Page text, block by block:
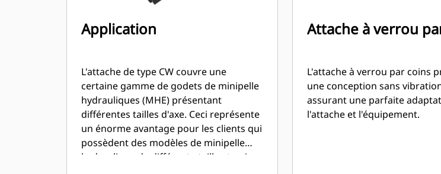
Application
L'attache de type CW couvre une
certaine gamme de godets de minipelle
hydrauliques (MHE) présentant
différentes tailles d'axe. Ceci représente
un énorme avantage pour les clients qui
possèdent des modèles de minipelle
hydraulique de différente taille et qui
Attache à verrou
L'attache à verrou par coins
une conception sans
assurant une parfaite
l'attache et l'équipement.